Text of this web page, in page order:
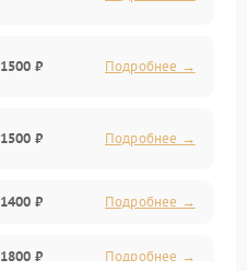
1500 ₽ Подробнее →
1500 ₽ Подробнее →
1400 ₽ Подробнее →
1800 ₽ Подробнее →